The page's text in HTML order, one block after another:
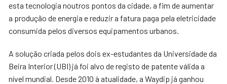
esta tecnologia noutros pontos da cidade, a fim de aumentar
a produção de energia e reduzir a fatura paga pela eletricidade
consumida pelos diversos equipamentos urbanos.
A solução criada pelos dois ex-estudantes da Universidade da
Beira Interior (UBI) já foi alvo de registo de patente válida a
nível mundial. Desde 2010 à atualidade, a Waydip já ganhou